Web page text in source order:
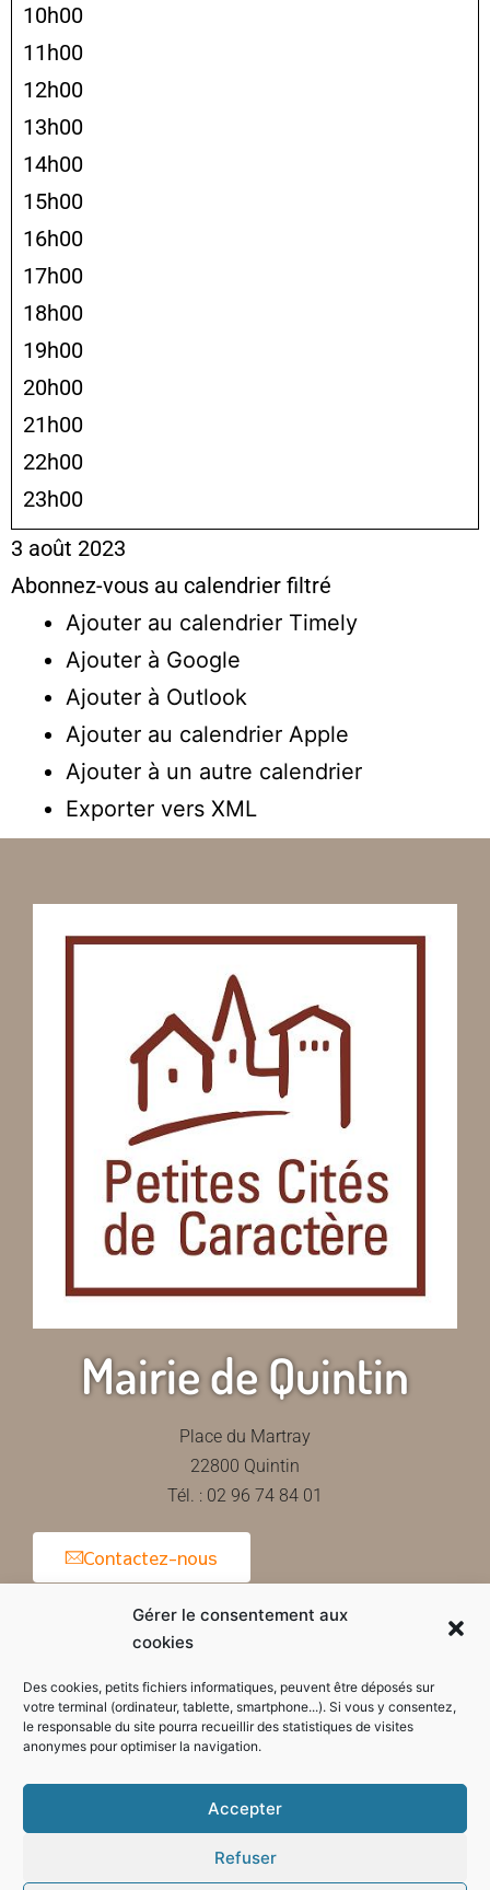
Gérer le consentement aux
cookies
Des cookies, petits fichiers informatiques, peuvent être déposés sur
votre terminal (ordinateur, tablette, smartphone...). Si vous y consentez,
le responsable du site pourra recueillir des statistiques de visites
anonymes pour optimiser la navigation.
Accepter
Refuser
10h00
11h00
12h00
13h00
14h00
15h00
16h00
17h00
18h00
19h00
20h00
21h00
22h00
23h00
3 août 2023
Abonnez-vous au calendrier filtré
Ajouter au calendrier Timely
Ajouter à Google
Ajouter à Outlook
Ajouter au calendrier Apple
Ajouter à un autre calendrier
Exporter vers XML
Mairie de Quintin
Place du Martray
22800 Quintin
Tél. : 02 96 74 84 01
Contactez-nous
Horaires d'ouverture de la mairie